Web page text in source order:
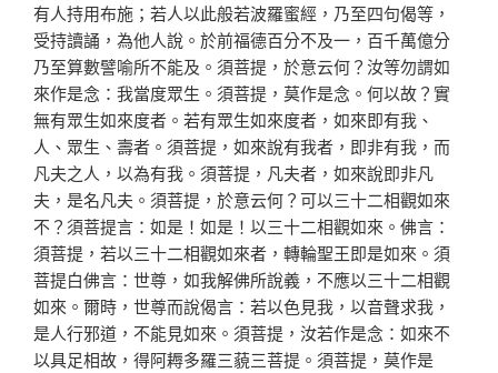
有人持用布施；若人以此般若波羅蜜經，乃至四句偈等，
受持讀誦，為他人說。於前福德百分不及一，百千萬億分
乃至算數譬喻所不能及。須菩提，於意云何？汝等勿謂如
來作是念：我當度眾生。須菩提，莫作是念。何以故？實
無有眾生如來度者。若有眾生如來度者，如來即有我、
人、眾生、壽者。須菩提，如來說有我者，即非有我，而
凡夫之人，以為有我。須菩提，凡夫者，如來說即非凡
夫，是名凡夫。須菩提，於意云何？可以三十二相觀如來
不？須菩提言：如是！如是！以三十二相觀如來。佛言：
須菩提，若以三十二相觀如來者，轉輪聖王即是如來。須
菩提白佛言：世尊，如我解佛所說義，不應以三十二相觀
如來。爾時，世尊而說偈言：若以色見我，以音聲求我，
是人行邪道，不能見如來。須菩提，汝若作是念：如來不
以具足相故，得阿耨多羅三藐三菩提。須菩提，莫作是